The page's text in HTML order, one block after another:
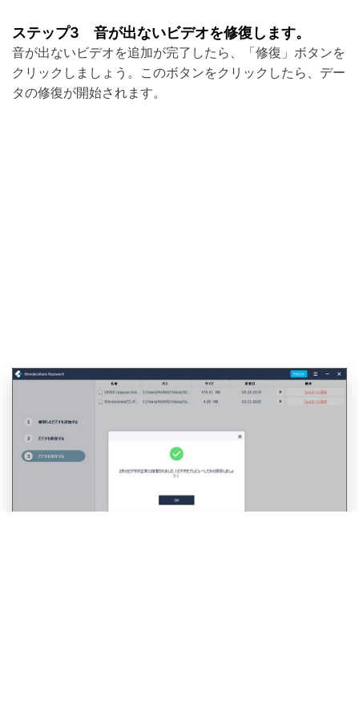
ステップ3 音が出ないビデオを修復します。
音が出ないビデオを追加が完了したら、「修復」ボタンを
クリックしましょう。このボタンをクリックしたら、デー
タの修復が開始されます。